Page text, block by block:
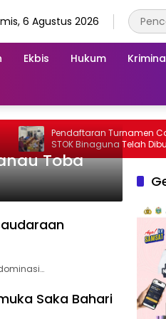
6 Agustus 2026
Ekbis Hukum
Turnamen Catur SIWO PWI-
Binaguna Telah Dibuka
Toba
Saka Bahari